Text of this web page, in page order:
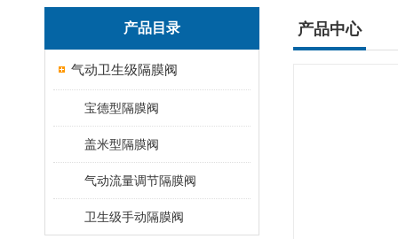
产品目录
气动卫生级隔膜阀
宝德型隔膜阀
盖米型隔膜阀
气动流量调节隔膜阀
卫生级手动隔膜阀
产品中心